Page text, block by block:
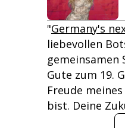
"Germany's
liebevollen
gemeinsamen
Gute zum 19.
Freude
bist. Deine